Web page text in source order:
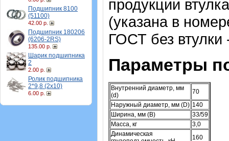
Подшипник 8100
(51100)
42.00 р.
Подшипник 180206
(6206-2RS)
135.00 р.
Шарик подшипника
2
2.00 р.
Ролик подшипника
2*9,8 (2х10)
6.00 р.
продукции
(указана в
ГОСТ без втулки
Параметры
Внутренний диаметр, мм
(d)
70
Наружный диаметр, мм (D) 140
Ширина, мм (B)
33/59
Масса, кг
3,0
Динамическая
160